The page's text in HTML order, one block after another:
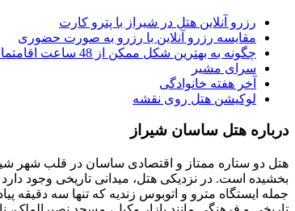
رزرو آنلاین هتل در شیراز با پترو کارت
مقایسه رزرو آنلاین با رزرو به صورت حضوری
چگونه به بهترین شکل ممکن از 48 ساعت اقامتمان در شیراز استفاده کنیم
سرای مشیر
آخر هفته خانوادگی
لوکیشن هتل روی نقشه
درباره هتل ساسان شیراز
هتل دو ستاره ممتاز و اقتصادی ساسان در قلب شهر
بخشیده است. در نزدیکی هتل، میدانی تاریخی وجود